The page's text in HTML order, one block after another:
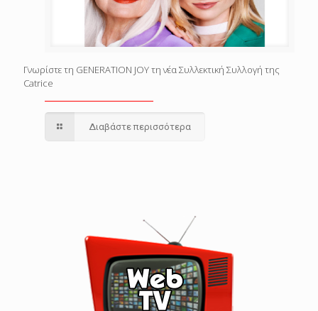
Γνωρίστε τη GENERATION JOY τη νέα Συλλεκτική Συλλογή της
Catrice
Διαβάστε περισσότερα